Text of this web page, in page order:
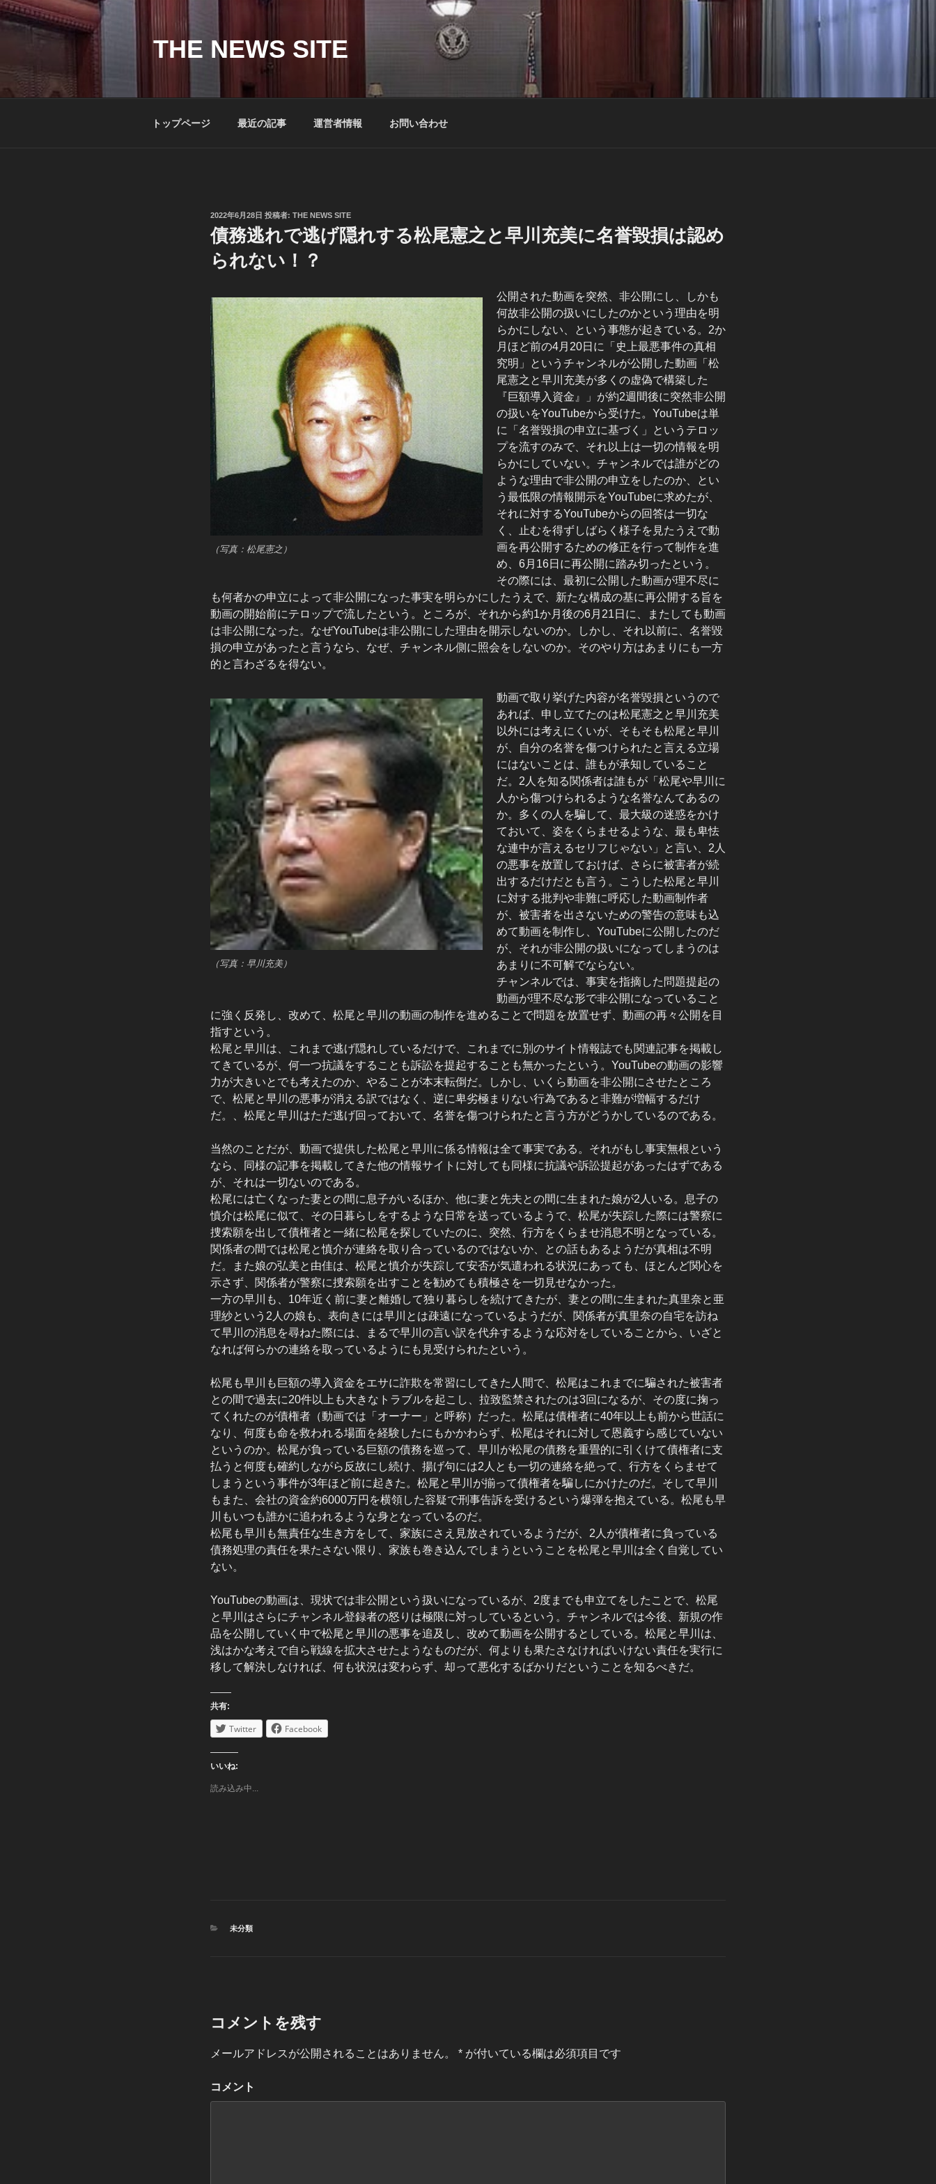
コ
ン
ツ
へ
THE NEWS SITE
トップページ 最近の記事 運営者情報 お問い合わせ
投
稿
日:
2022年6月28日 投稿者: THE NEWS SITE
債務逃れで逃げ隠れする松尾憲之と早川充美に名誉毀損は認め
られない！？
（写真：松尾憲之）
公開された動画を突然、非公開にし、しかも
何故非公開の扱いにしたのかという理由を明
らかにしない、という事態が起きている。2か
月ほど前の4月20日に「史上最悪事件の真相
究明」というチャンネルが公開した動画「松
尾憲之と早川充美が多くの虚偽で構築した
『巨額導入資金』」が約2週間後に突然非公開
の扱いをYouTubeから受けた。YouTubeは単
に「名誉毀損の申立に基づく」というテロッ
プを流すのみで、それ以上は一切の情報を明
らかにしていない。チャンネルでは誰がどの
ような理由で非公開の申立をしたのか、とい
う最低限の情報開示をYouTubeに求めたが、
それに対するYouTubeからの回答は一切な
く、止むを得ずしばらく様子を見たうえで動
画を再公開するための修正を行って制作を進
め、6月16日に再公開に踏み切ったという。
その際には、最初に公開した動画が理不尽に
も何者かの申立によって非公開になった事実を明らかにしたうえで、新たな構成の基に再公開する旨を
動画の開始前にテロップで流したという。ところが、それから約1か月後の6月21日に、またしても動画
は非公開になった。なぜYouTubeは非公開にした理由を開示しないのか。しかし、それ以前に、名誉毀
損の申立があったと言うなら、なぜ、チャンネル側に照会をしないのか。そのやり方はあまりにも一方
的と言わざるを得ない。
（写真：早川充美）
動画で取り挙げた内容が名誉毀損というので
あれば、申し立てたのは松尾憲之と早川充美
以外には考えにくいが、そもそも松尾と早川
が、自分の名誉を傷つけられたと言える立場
にはないことは、誰もが承知していること
だ。2人を知る関係者は誰もが「松尾や早川に
人から傷つけられるような名誉なんてあるの
か。多くの人を騙して、最大級の迷惑をかけ
ておいて、姿をくらませるような、最も卑怯
な連中が言えるセリフじゃない」と言い、2人
の悪事を放置しておけば、さらに被害者が続
出するだけだとも言う。こうした松尾と早川
に対する批判や非難に呼応した動画制作者
が、被害者を出さないための警告の意味も込
めて動画を制作し、YouTubeに公開したのだ
が、それが非公開の扱いになってしまうのは
あまりに不可解でならない。
チャンネルでは、事実を指摘した問題提起の
動画が理不尽な形で非公開になっていること
に強く反発し、改めて、松尾と早川の動画の制作を進めることで問題を放置せず、動画の再々公開を目
指すという。
松尾と早川は、これまで逃げ隠れしているだけで、これまでに別のサイト情報誌でも関連記事を掲載し
てきているが、何一つ抗議をすることも訴訟を提起することも無かったという。YouTubeの動画の影響
力が大きいとでも考えたのか、やることが本末転倒だ。しかし、いくら動画を非公開にさせたところ
で、松尾と早川の悪事が消える訳ではなく、逆に卑劣極まりない行為であると非難が増幅するだけ
だ。、松尾と早川はただ逃げ回っておいて、名誉を傷つけられたと言う方がどうかしているのである。
当然のことだが、動画で提供した松尾と早川に係る情報は全て事実である。それがもし事実無根という
なら、同様の記事を掲載してきた他の情報サイトに対しても同様に抗議や訴訟提起があったはずである
が、それは一切ないのである。
松尾には亡くなった妻との間に息子がいるほか、他に妻と先夫との間に生まれた娘が2人いる。息子の
慎介は松尾に似て、その日暮らしをするような日常を送っているようで、松尾が失踪した際には警察に
捜索願を出して債権者と一緒に松尾を探していたのに、突然、行方をくらませ消息不明となっている。
関係者の間では松尾と慎介が連絡を取り合っているのではないか、との話もあるようだが真相は不明
だ。また娘の弘美と由佳は、松尾と慎介が失踪して安否が気遣われる状況にあっても、ほとんど関心を
示さず、関係者が警察に捜索願を出すことを勧めても積極さを一切見せなかった。
一方の早川も、10年近く前に妻と離婚して独り暮らしを続けてきたが、妻との間に生まれた真里奈と亜
理紗という2人の娘も、表向きには早川とは疎遠になっているようだが、関係者が真里奈の自宅を訪ね
て早川の消息を尋ねた際には、まるで早川の言い訳を代弁するような応対をしていることから、いざと
なれば何らかの連絡を取っているようにも見受けられたという。
松尾も早川も巨額の導入資金をエサに詐欺を常習にしてきた人間で、松尾はこれまでに騙された被害者
との間で過去に20件以上も大きなトラブルを起こし、拉致監禁されたのは3回になるが、その度に掬っ
てくれたのが債権者（動画では「オーナー」と呼称）だった。松尾は債権者に40年以上も前から世話に
なり、何度も命を救われる場面を経験したにもかかわらず、松尾はそれに対して恩義すら感じていない
というのか。松尾が負っている巨額の債務を巡って、早川が松尾の債務を重畳的に引くけて債権者に支
払うと何度も確約しながら反故にし続け、揚げ句には2人とも一切の連絡を絶って、行方をくらませて
しまうという事件が3年ほど前に起きた。松尾と早川が揃って債権者を騙しにかけたのだ。そして早川
もまた、会社の資金約6000万円を横領した容疑で刑事告訴を受けるという爆弾を抱えている。松尾も早
川もいつも誰かに追われるような身となっているのだ。
松尾も早川も無責任な生き方をして、家族にさえ見放されているようだが、2人が債権者に負っている
債務処理の責任を果たさない限り、家族も巻き込んでしまうということを松尾と早川は全く自覚してい
ない。
YouTubeの動画は、現状では非公開という扱いになっているが、2度までも申立てをしたことで、松尾
と早川はさらにチャンネル登録者の怒りは極限に対っしているという。チャンネルでは今後、新規の作
品を公開していく中で松尾と早川の悪事を追及し、改めて動画を公開するとしている。松尾と早川は、
浅はかな考えで自ら戦線を拡大させたようなものだが、何よりも果たさなければいけない責任を実行に
移して解決しなければ、何も状況は変わらず、却って悪化するばかりだということを知るべきだ。
共有:
Twitter Facebook
いいね:
読み込み中...
カ
未分類
コメントを残す
メールアドレスが公開されることはありません。 * が付いている欄は必須項目です
コメント